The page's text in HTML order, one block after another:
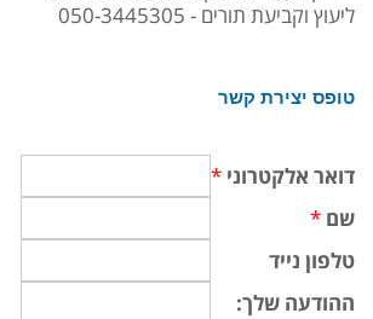
ליעוץ וקביעת תורים - 050-3445305
טופס יצירת קשר
דואר אלקטרוני *
שם *
טלפון נייד
ההודעה שלך: